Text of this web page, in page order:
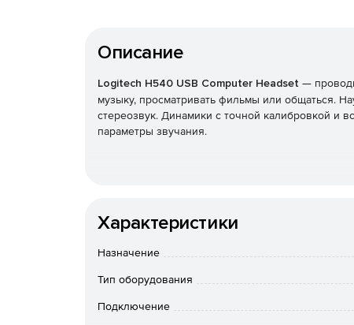
Описание
Logitech H540 USB Computer Headset —
музыку, просматривать фильмы или общаться.
стереозвук. Динамики с точной калибровкой и
параметры звучания.
Характеристики
Назначение
Тип оборудования
Подключение